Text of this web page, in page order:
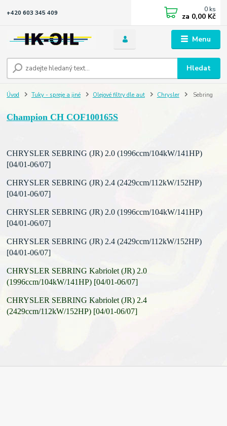
Menu
Hledat
+420 603 345 409 0 ks
za 0,00 Kč
Úvod Tuky - spreje a jiné Olejové filtry dle aut Chrysler Sebring
Champion CH COF100165S
CHRYSLER SEBRING (JR) 2.0 (1996ccm/104kW/141HP)
[04/01-06/07]
CHRYSLER SEBRING (JR) 2.4 (2429ccm/112kW/152HP)
[04/01-06/07]
CHRYSLER SEBRING (JR) 2.0 (1996ccm/104kW/141HP)
[04/01-06/07]
CHRYSLER SEBRING (JR) 2.4 (2429ccm/112kW/152HP)
[04/01-06/07]
CHRYSLER SEBRING Kabriolet (JR) 2.0
(1996ccm/104kW/141HP) [04/01-06/07]
CHRYSLER SEBRING Kabriolet (JR) 2.4
(2429ccm/112kW/152HP) [04/01-06/07]